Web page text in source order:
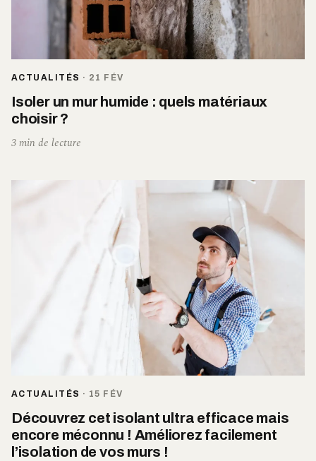
ACTUALITÉS · 21 FÉV
Isoler un mur humide : quels matériaux
choisir ?
3 min de lecture
ACTUALITÉS · 15 FÉV
Découvrez cet isolant ultra efficace mais
encore méconnu ! Améliorez facilement
l’isolation de vos murs !